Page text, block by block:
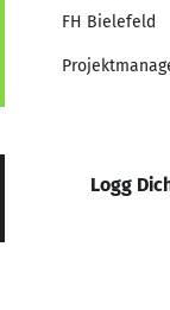
FH Bielefeld
Logg